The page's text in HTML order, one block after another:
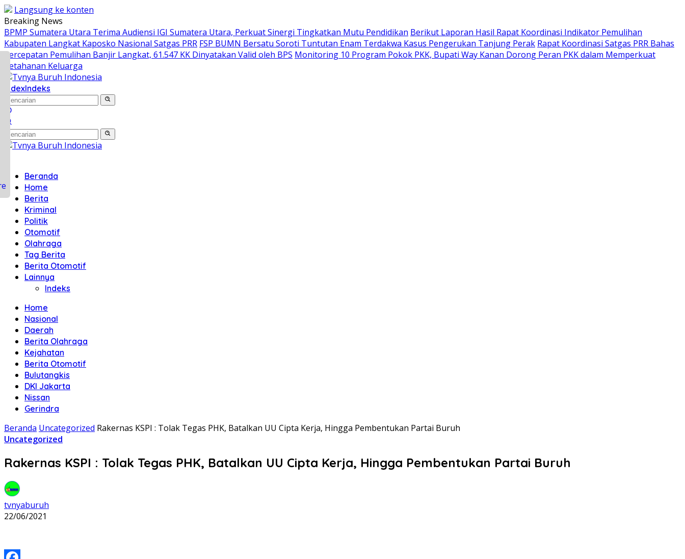
Langsung ke konten
Breaking News
BPMP Sumatera Utara Terima Audiensi IGI Sumatera Utara, Perkuat Sinergi Tingkatkan Mutu Pendidikan Berikut Laporan Hasil Rapat Koordinasi Indikator Pemulihan
Kabupaten Langkat Kaposko Nasional Satgas PRR FSP BUMN Bersatu Soroti Tuntutan Enam Terdakwa Kasus Pengerukan Tanjung Perak Rapat Koordinasi Satgas PRR Bahas
Percepatan Pemulihan Banjir Langkat, 61.547 KK Dinyatakan Valid oleh BPS Monitoring 10 Program Pokok PKK, Bupati Way Kanan Dorong Peran PKK dalam Memperkuat
Ketahanan Keluarga
indexIndeks
Beranda
Home
Berita
Kriminal
Politik
Otomotif
Olahraga
Tag Berita
Berita Otomotif
Lainnya
Indeks
Home
Nasional
Daerah
Berita Olahraga
Kejahatan
Berita Otomotif
Bulutangkis
DKI Jakarta
Nissan
Gerindra
Beranda Uncategorized Rakernas KSPI : Tolak Tegas PHK, Batalkan UU Cipta Kerja, Hingga Pembentukan Partai Buruh
Uncategorized
Rakernas KSPI : Tolak Tegas PHK, Batalkan UU Cipta Kerja, Hingga Pembentukan Partai Buruh
tvnyaburuh
22/06/2021